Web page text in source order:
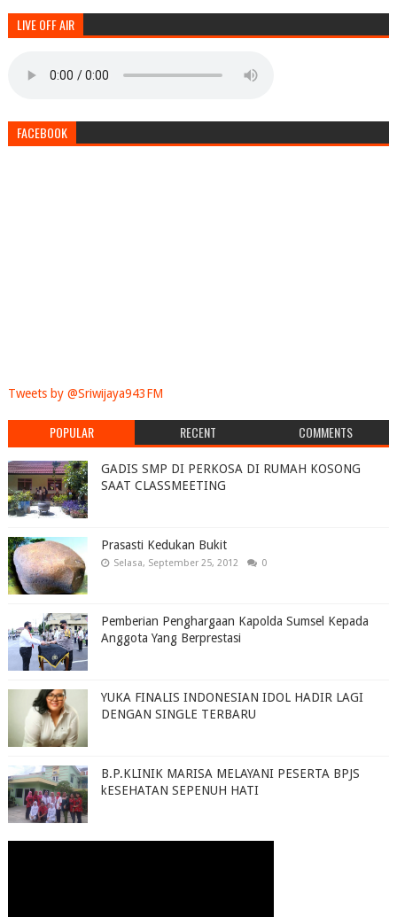
LIVE OFF AIR
FACEBOOK
Tweets by @Sriwijaya943FM
POPULAR RECENT COMMENTS
GADIS SMP DI PERKOSA DI RUMAH KOSONG
SAAT CLASSMEETING
Prasasti Kedukan Bukit
Selasa, September 25, 2012 0
Pemberian Penghargaan Kapolda Sumsel Kepada
Anggota Yang Berprestasi
YUKA FINALIS INDONESIAN IDOL HADIR LAGI
DENGAN SINGLE TERBARU
B.P.KLINIK MARISA MELAYANI PESERTA BPJS
kESEHATAN SEPENUH HATI